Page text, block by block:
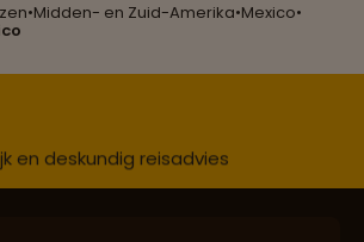
•Midden- en Zuid-Amerika•Mexico•
mét indivuele vrijheid